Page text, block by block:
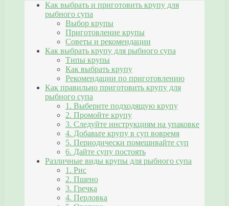
Как выбрать и приготовить крупу для
рыбного супа
Выбор крупы
Приготовление крупы
Советы и рекомендации
Как выбрать крупу для рыбного супа
Типы крупы
Как выбрать крупу
Рекомендации по приготовлению
Как правильно приготовить крупу для
рыбного супа
1. Выберите подходящую крупу
2. Промойте крупу
3. Следуйте инструкциям на упаковке
4. Добавьте крупу в суп вовремя
5. Периодически помешивайте суп
6. Дайте супу постоять
Различные виды крупы для рыбного супа
1. Рис
2. Пшено
3. Гречка
4. Перловка